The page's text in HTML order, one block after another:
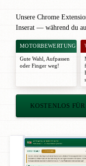
Unsere Chrome
Inserat — während du
MOTORBEWERTUNG
Gute Wahl
Aufpassen
oder Finger weg!
KOSTENLOS